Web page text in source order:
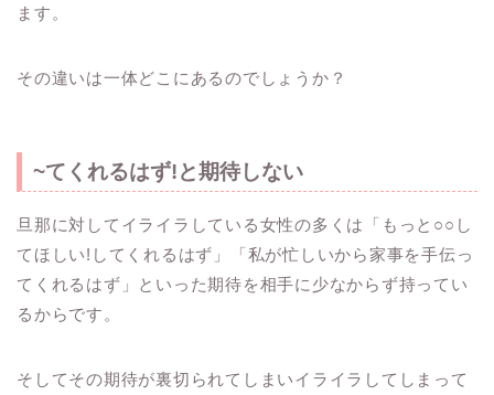
ます。
その違いは一体どこにあるのでしょうか？
~てくれるはず!と期待しない
旦那に対してイライラしている女性の多くは「もっと ○○ し
てほしい! してくれるはず」「私が忙しいから家事を手伝っ
てくれるはず」といった期待を相手に少なからず持ってい
るからです。
そしてその期待が裏切られてしまいイライラしてしまって